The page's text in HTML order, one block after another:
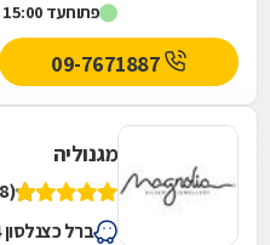
המוצרים מעוצבים...
פתוחעד 15:00
מגנוליה
(4.8)
ברל כצנלסון 14, מקס ערים כפר סבא